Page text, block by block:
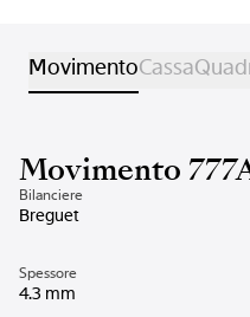
MovimentoCassa
Movimento
Bilanciere
Breguet
Spessore
4.3 mm